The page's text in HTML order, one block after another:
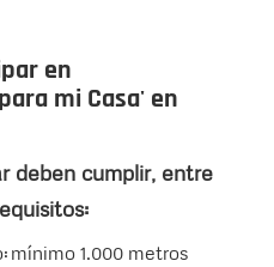
en
mi Casa' en
deben cumplir, entre
mínimo 1.000 metros